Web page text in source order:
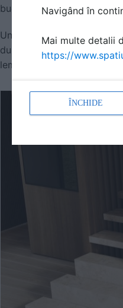
bucatarie.
Un alt aspect important
durabile si usor de
lemnul poate fi
Navigând în
Mai multe detalii
https://
ÎNCHIDE